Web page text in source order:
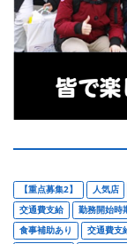
【重点募集2】 人気店
交通費支給
勤務開始時
食事補助あり
交通費支